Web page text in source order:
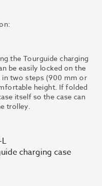
the Tourguide charging
be easily locked on the
in two steps (900 mm or
height. If folded
itself so the case can
trolley.
charging case